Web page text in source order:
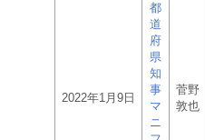
2022年1月9日
都
道
府
県
知
事
マ
ニ
菅野
敦也